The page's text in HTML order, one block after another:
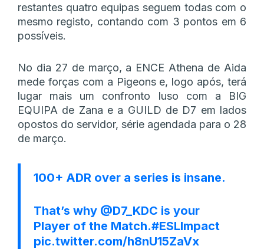
restantes quatro equipas seguem todas com o
mesmo registo, contando com 3 pontos em 6
possíveis.
No dia 27 de março, a ENCE Athena de Aida
mede forças com a Pigeons e, logo após, terá
lugar mais um confronto luso com a BIG
EQUIPA de Zana e a GUILD de D7 em lados
opostos do servidor, série agendada para o 28
de março.
100+ ADR over a series is insane.
That’s why @D7_KDC is your
Player of the Match.#ESLImpact
pic.twitter.com/h8nU15ZaVx